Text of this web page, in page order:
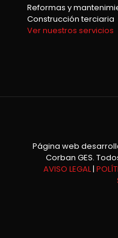
Reformas y
Construcción terciaria
Ver nuestros servicios
Página web
Corban GES.
AVISO LEGAL|